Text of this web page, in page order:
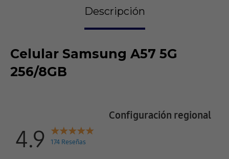
Descripción
Celular Samsung A57 5G
256/8GB
Configuración regional
4.9 174 Reseñas